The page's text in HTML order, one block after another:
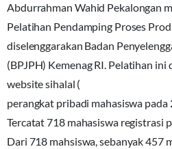
Abdurrahman Wahid Pekalongan
Pelatihan Pendamping Proses
diselenggarakan Badan
(BPJPH) Kemenag RI. Pelatihan ini
website sihalal (
perangkat pribadi mahasiswa
Tercatat 718 mahasiswa registrasi
Dari 718 mahsiswa, sebanyak 457